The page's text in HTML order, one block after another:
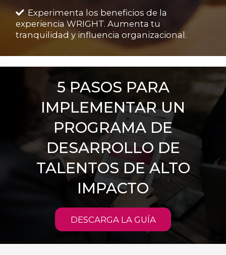
Experimenta los beneficios de la
experiencia WRIGHT. Aumenta tu
tranquilidad y influencia organizacional.
5 PASOS PARA
IMPLEMENTAR UN
PROGRAMA DE
DESARROLLO DE
TALENTOS DE ALTO
IMPACTO
DESCARGA LA GUÍA